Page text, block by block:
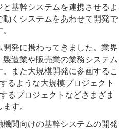
基幹システムを連携させるよ
動くシステムをあわせて開発で
発に携わってきました。業界
造業や販売業の業務システム
また大規模開発に参画するこ
るような大規模プロジェクト
るプロジェクトなどさまざま
す。
関向けの基幹システムの開発